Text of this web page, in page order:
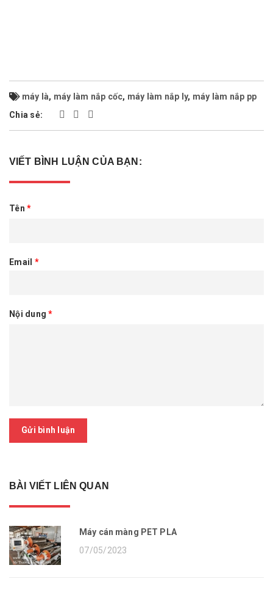
máy là, máy làm nắp cốc, máy làm nắp ly, máy làm nắp pp
Chia sẻ:
VIẾT BÌNH LUẬN CỦA BẠN:
Tên *
Email *
Nội dung*
Gửi bình luận
BÀI VIẾT LIÊN QUAN
Máy cán màng PET PLA
07/05/2023